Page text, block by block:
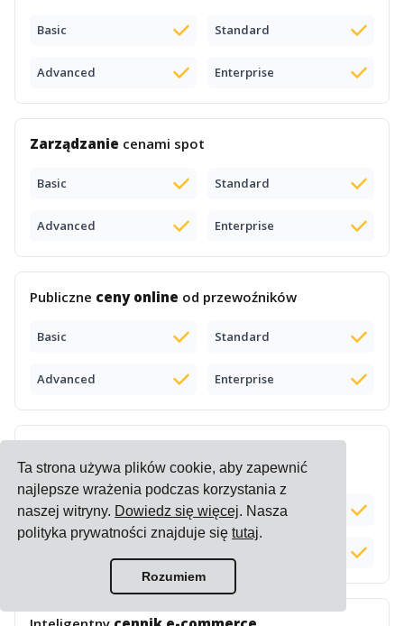
Ta strona używa plików cookie, aby zapewnić
najlepsze wrażenia podczas korzystania z
naszej witryny. Dowiedz się więcej. Nasza
polityka prywatności znajduje siętutaj.
Rozumiem
Basic Standard
Advanced Enterprise
Zarządzanie cenami spot
Basic Standard
Advanced Enterprise
Publiczne ceny online od przewoźników
Basic Standard
Advanced Enterprise
porównywanie cenników)
Basic Dodatek (+$100) Standard